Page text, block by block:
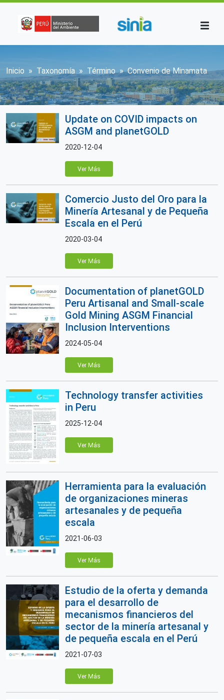
Sobrescribir enlaces de ayuda a la
Inicio Taxonomía Término Convenio de Minamata
Update on COVID impacts on
ASGM and planetGOLD
2020-12-04
Ver Más
Comercio Justo del Oro para la
Minería Artesanal y de Pequeña
Escala en el Perú
2020-03-04
Ver Más
Documentation of planetGOLD
Peru Artisanal and Small-scale
Gold Mining ASGM Financial
Inclusion Interventions
2024-05-04
Ver Más
Technology transfer activities
in Peru
2025-12-04
Ver Más
Herramienta para la evaluación
de organizaciones mineras
artesanales y de pequeña
escala
2021-06-03
Ver Más
Estudio de la oferta y demanda
para el desarrollo de
mecanismos financieros del
sector de la minería artesanal y
de pequeña escala en el Perú
2021-07-03
Ver Más